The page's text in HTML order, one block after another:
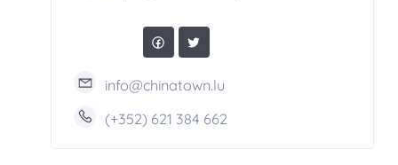
info@chinatown.lu
(+352) 621 384 662